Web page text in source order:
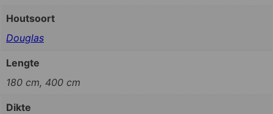
Houtsoort
Douglas
Lengte
180 cm, 400 cm
Dikte